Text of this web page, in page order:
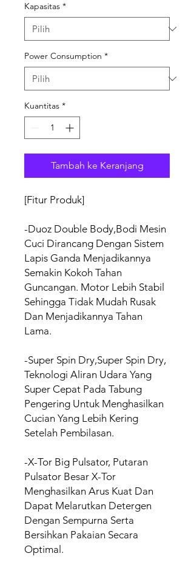
Kapasitas *
Power Consumption *
Kuantitas *
Tambah ke Keranjang
[Fitur Produk]
-Duoz Double Body,Bodi Mesin
Cuci Dirancang Dengan Sistem
Lapis Ganda Menjadikannya
Semakin Kokoh Tahan
Guncangan. Motor Lebih Stabil
Sehingga Tidak Mudah Rusak
Dan Menjadikannya Tahan
Lama.
-Super Spin Dry,Super Spin Dry,
Teknologi Aliran Udara Yang
Super Cepat Pada Tabung
Pengering Untuk Menghasilkan
Cucian Yang Lebih Kering
Setelah Pembilasan.
-X-Tor Big Pulsator, Putaran
Pulsator Besar X-Tor
Menghasilkan Arus Kuat Dan
Dapat Melarutkan Detergen
Dengan Sempurna Serta
Bersihkan Pakaian Secara
Optimal.